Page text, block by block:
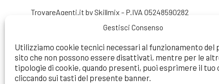
Gestisci Consenso
Utilizziamo cookie tecnici necessari al funzionamento del
sito che non possono essere disattivati, mentre per le
tipologie di cookie, quando presenti, puoi esprimere il tuo
cliccando sui tasti del presente banner.
TrovareAgenti.it by Skillmix - P.IVA 05248590282
Try to make a search...